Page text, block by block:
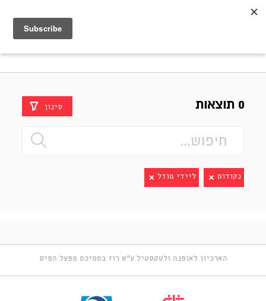
0 תוצאות סינון
נקודות ליידי מודל
הארכיון לאופנה ולטקסטיל ע"ש רוז בתמיכת מפעל הפיס